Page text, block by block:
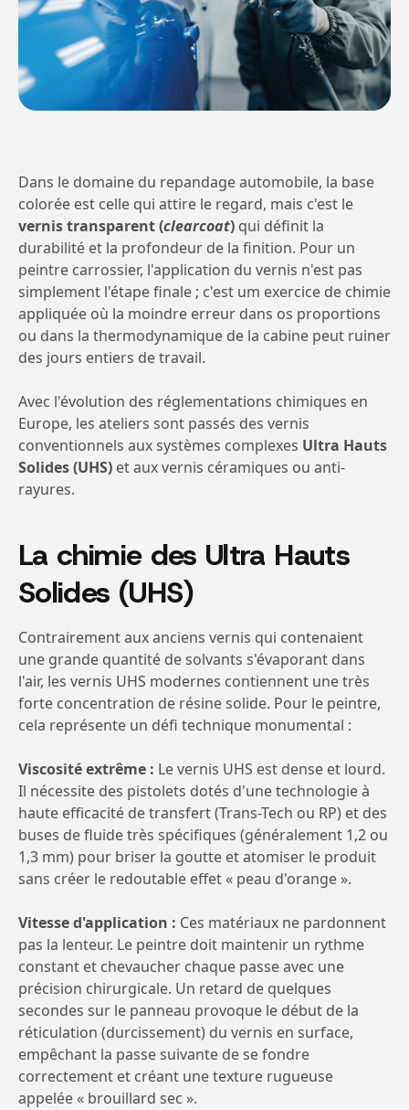
Dans le domaine du repandage automobile, la base
colorée est celle qui attire le regard, mais c'est le
vernis transparent (clearcoat) qui définit la
durabilité et la profondeur de la finition. Pour un
peintre carrossier, l'application du vernis n'est pas
simplement l'étape finale ; c'est um exercice de chimie
appliquée où la moindre erreur dans os proportions
ou dans la thermodynamique de la cabine peut ruiner
des jours entiers de travail.
Avec l'évolution des réglementations chimiques en
Europe, les ateliers sont passés des vernis
conventionnels aux systèmes complexes Ultra Hauts
Solides (UHS) et aux vernis céramiques ou anti-
rayures.
La chimie des Ultra Hauts
Solides (UHS)
Contrairement aux anciens vernis qui contenaient
une grande quantité de solvants s'évaporant dans
l'air, les vernis UHS modernes contiennent une très
forte concentration de résine solide. Pour le peintre,
cela représente un défi technique monumental :
Viscosité extrême : Le vernis UHS est dense et lourd.
Il nécessite des pistolets dotés d'une technologie à
haute efficacité de transfert (Trans-Tech ou RP) et des
buses de fluide très spécifiques (généralement 1,2 ou
1,3 mm) pour briser la goutte et atomiser le produit
sans créer le redoutable effet « peau d'orange ».
Vitesse d'application : Ces matériaux ne pardonnent
pas la lenteur. Le peintre doit maintenir un rythme
constant et chevaucher chaque passe avec une
précision chirurgicale. Un retard de quelques
secondes sur le panneau provoque le début de la
réticulation (durcissement) du vernis en surface,
empêchant la passe suivante de se fondre
correctement et créant une texture rugueuse
appelée « brouillard sec ».